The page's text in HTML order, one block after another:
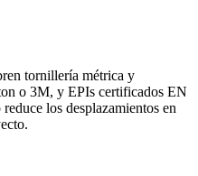
tornillería métrica y
o 3M, y EPIs certificados EN
los desplazamientos en